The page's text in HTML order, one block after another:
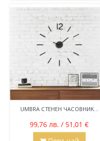
UMBRA СТЕНЕН ЧАСОВНИК...
99,76 лв. / 51,01 €